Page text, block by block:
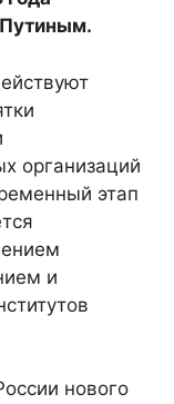
организаций
этап
и
нового